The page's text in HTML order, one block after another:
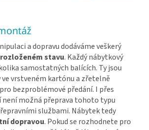
a dopravu dodáváme veškerý
rozloženém stavu. Každý nábytkový
samostatných balících. Ty jsou
ve vrstveném kartónu a zřetelně
bezproblémové předání. I přes
možná přeprava tohoto typu
službami. Nábytek tedy
dopravou. Pokud se rozhodnete pro